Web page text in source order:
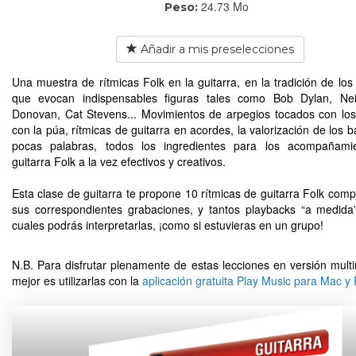
Peso: 24.73 Mo
Añadir a mis preselecciones
Una muestra de rítmicas Folk en la guitarra, en la tradición de
que evocan indispensables figuras tales como Bob Dylan,
Donovan, Cat Stevens... Movimientos de arpegios tocados con
con la púa, rítmicas de guitarra en acordes, la valorización de los
pocas palabras, todos los ingredientes para los
guitarra Folk a la vez efectivos y creativos.
Esta clase de guitarra te propone 10 rítmicas de guitarra Folk
sus correspondientes grabaciones, y tantos playbacks “a
cuales podrás interpretarlas, ¡como si estuvieras en un grupo!
N.B. Para disfrutar plenamente de estas lecciones en versión
mejor es utilizarlas con la aplicación gratuita Play Music para Mac y